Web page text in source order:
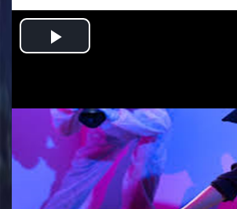
Play